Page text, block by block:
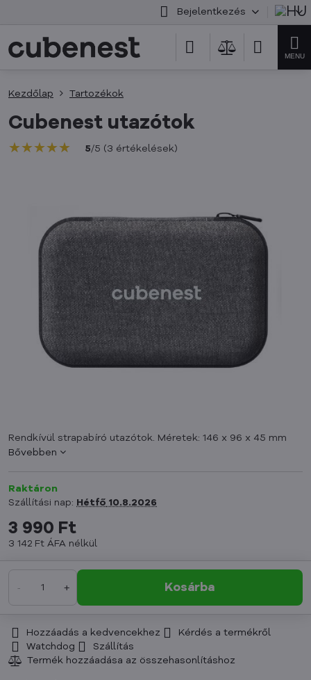
Bejelentkezés
Kezdőlap Tartozékok
Cubenest utazótok
★★★★★
★★★★★
★★★★★ 5/5 (3 értékelések)
Rendkívül strapabíró utazótok. Méretek: 146 x 96 x 45 mm
Bővebben
Raktáron
Szállítási nap: Hétfő 10.8.2026
3 990 Ft
3 142 Ft ÁFA nélkül
Kosárba
Hozzáadás a kedvencekhez
Kérdés a termékről
Watchdog
Szállítás